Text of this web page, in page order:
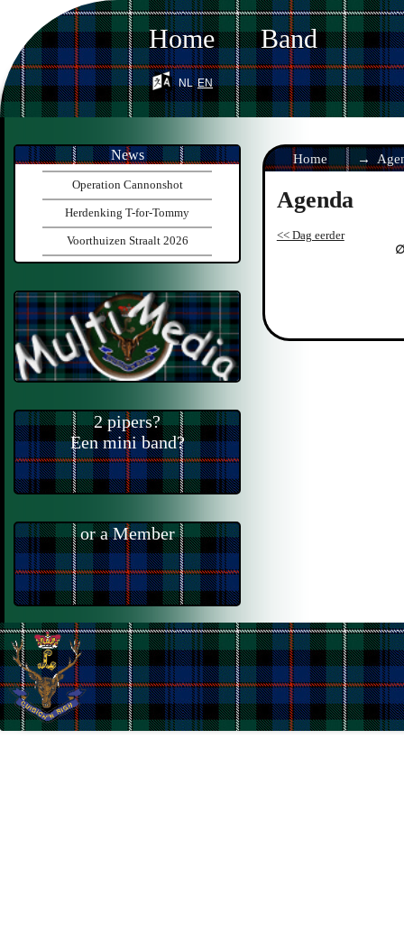
Home Band
nl en
Home
Agenda
<< Dag eerder
News
Operation Cannonshot
Herdenking T-for-Tommy
Voorthuizen Straalt 2026
2 pipers?
Een mini band?
or a Member